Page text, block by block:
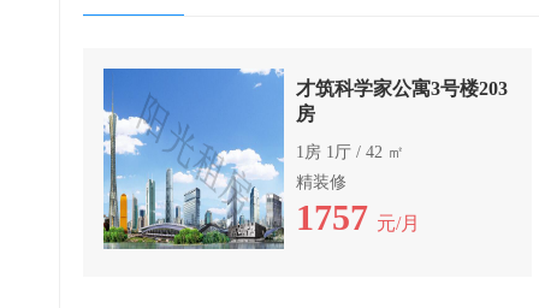
才筑科学家公寓3号楼203
房
1房 1厅 / 42 ㎡
精装修
1757 元/月